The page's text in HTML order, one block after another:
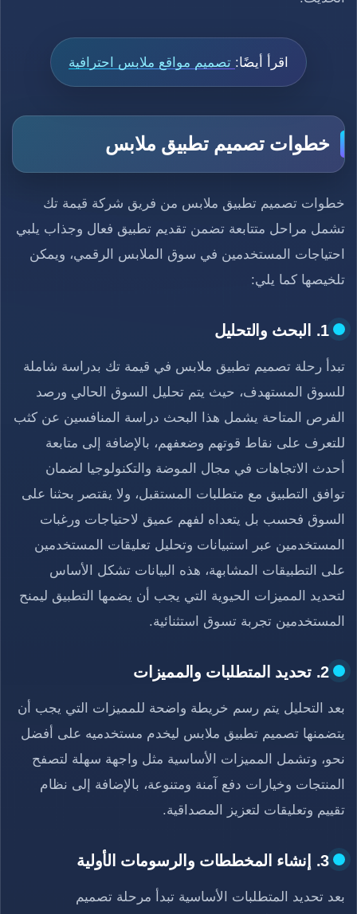
اقرأ أيضًا: تصميم مواقع ملابس احترافية
خطوات تصميم تطبيق ملابس
خطوات تصميم تطبيق ملابس من فريق شركة قيمة تك
تشمل مراحل متتابعة تضمن تقديم تطبيق فعال وجذاب يلبي
احتياجات المستخدمين في سوق الملابس الرقمي، ويمكن
تلخيصها كما يلي:
1. البحث والتحليل
تبدأ رحلة تصميم تطبيق ملابس في قيمة تك بدراسة شاملة
للسوق المستهدف، حيث يتم تحليل السوق الحالي ورصد
الفرص المتاحة يشمل هذا البحث دراسة المنافسين عن كثب
للتعرف على نقاط قوتهم وضعفهم، بالإضافة إلى متابعة
أحدث الاتجاهات في مجال الموضة والتكنولوجيا لضمان
توافق التطبيق مع متطلبات المستقبل، ولا يقتصر بحثنا على
السوق فحسب بل يتعداه لفهم عميق لاحتياجات ورغبات
المستخدمين عبر استبيانات وتحليل تعليقات المستخدمين
على التطبيقات المشابهة، هذه البيانات تشكل الأساس
لتحديد المميزات الحيوية التي يجب أن يضمها التطبيق ليمنح
المستخدمين تجربة تسوق استثنائية.
2. تحديد المتطلبات والمميزات
بعد التحليل يتم رسم خريطة واضحة للمميزات التي يجب أن
يتضمنها تصميم تطبيق ملابس ليخدم مستخدميه على أفضل
نحو، وتشمل المميزات الأساسية مثل واجهة سهلة لتصفح
المنتجات وخيارات دفع آمنة ومتنوعة، بالإضافة إلى نظام
تقييم وتعليقات لتعزيز المصداقية.
3. إنشاء المخططات والرسومات الأولية
بعد تحديد المتطلبات الأساسية تبدأ مرحلة تصميم